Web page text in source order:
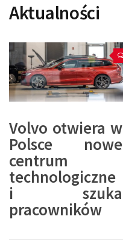
Aktualności
Volvo otwiera w
Polsce nowe
centrum
technologiczne
i szuka
pracowników